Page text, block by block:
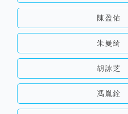
陳盈佑
朱曼綺
胡詠芝
馮胤銓